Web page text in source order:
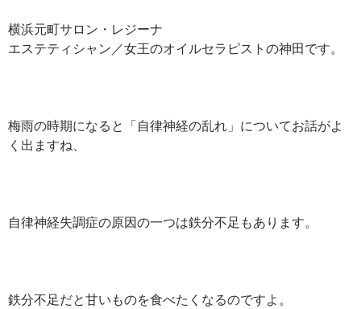
横浜元町サロン・レジーナ
エステティシャン／女王のオイルセラピストの神田です。
梅雨の時期になると「自律神経の乱れ」についてお話がよ
く出ますね、
自律神経失調症の原因の一つは鉄分不足もあります。
鉄分不足だと甘いものを食べたくなるのですよ。